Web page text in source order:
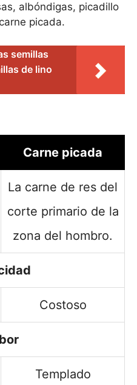
albóndigas, picadillo
picada.
semillas
de lino
Carne picada
La carne de res del
corte primario de la
zona del hombro.
Costoso
Templado